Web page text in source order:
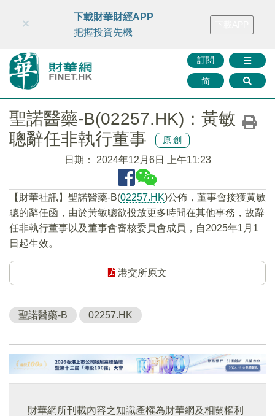
財華智庫網 FINTV FINMETA 財華證券 媒體矩陣
訂閱
简
×
下載財華財經APP
把握投資先機
聖諾醫藥-B(02257.HK)：黃敏
聰辭任非執行董事
原創
日期： 2024年12月6日 上午11:23
【財華社訊】聖諾醫藥-B(02257.HK)公佈，董事會接獲黃敏
聰的辭任函，由於黃敏聰欲投放更多時間在其他事務，故辭
任非執行董事以及董事會審核委員會成員，自2025年1月1
日起生效。
港交所原文
聖諾醫藥-B 02257.HK
財華網所刊載內容之知識產權為財華網及相關權利